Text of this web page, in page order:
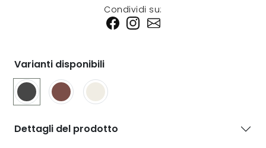
Condividi su:
Varianti disponibili
Dettagli del prodotto